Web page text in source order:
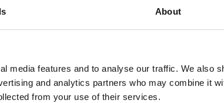
About
media features and to analyse our traffic. We also
and analytics partners who may combine it
from your use of their services.
Kohinor